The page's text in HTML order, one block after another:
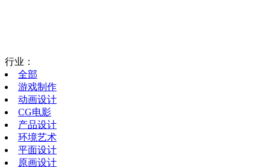
行业：
全部
游戏制作
动画设计
CG电影
产品设计
环境艺术
平面设计
原画设计